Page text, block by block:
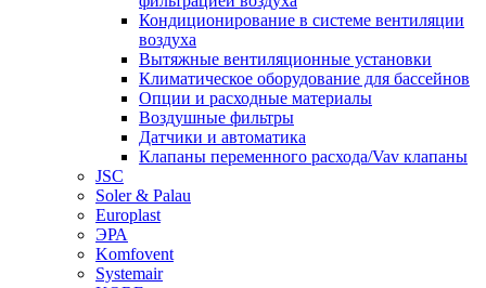
Кондиционирование в системе вентиляции
воздуха
Вытяжные вентиляционные установки
Климатическое оборудование для бассейнов
Опции и расходные материалы
Воздушные фильтры
Датчики и автоматика
Клапаны переменного расхода/Vav клапаны
JSC
Soler & Palau
Europlast
ЭРА
Komfovent
Systemair